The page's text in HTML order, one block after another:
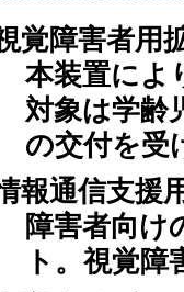
覚障害者用
本装置によ
対象は学齢
の交付を受
報通信支援
障害者向け
ト。視覚障